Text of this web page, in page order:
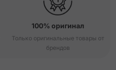
100% оригинал
Только оригинальные товары от
брендов